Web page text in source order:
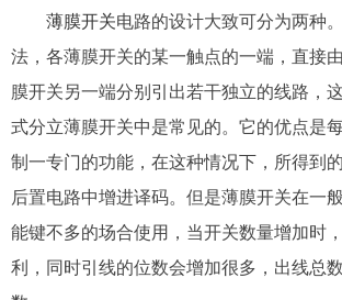
薄膜开关电路的设计大致可分为两种
法，各薄膜开关的某一触点的一端，直接
膜开关另一端分别引出若干独立的线路，
式分立薄膜开关中是常见的。它的优点是
制一专门的功能，在这种情况下，所得到
后置电路中增进译码。但是薄膜开关在一
能键不多的场合使用，当开关数量增加时
利，同时引线的位数会增加很多，出线总